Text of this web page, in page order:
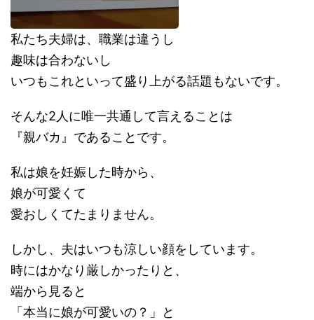
私たち夫婦は、職業は違うし
趣味は合わないし
いつもこれといって盛り上がる話題もないです。
そんな2人に唯一共通して言えることは
『親バカ』であることです。
私は娘を妊娠した時から、
娘が可愛くて
愛おしくてたまりません。
しかし、夫はいつも涼しい顔をしています。
時にはかなり厳しかったりと、
端から見ると
「本当に娘が可愛いの？」と